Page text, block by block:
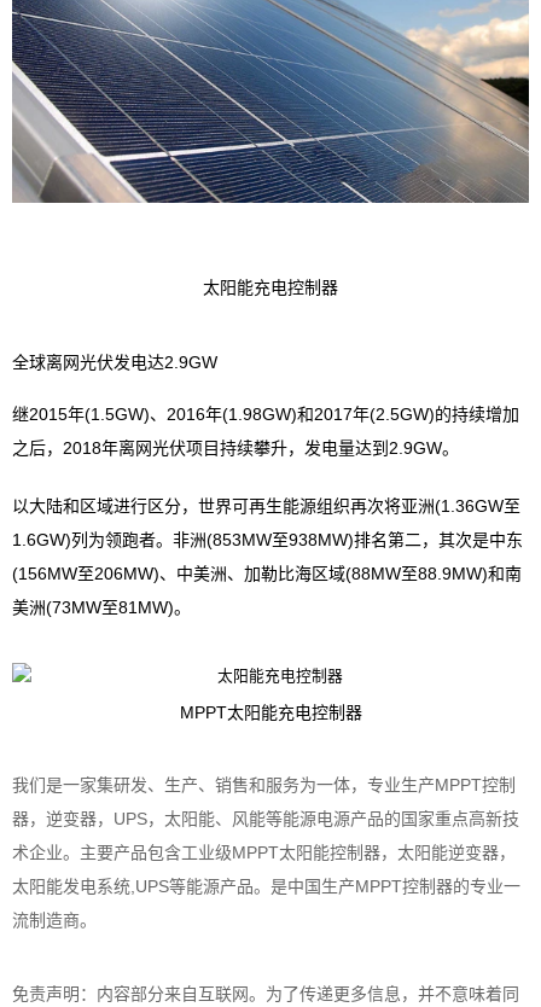
太阳能充电控制器
全球离网光伏发电达2.9GW
继2015年(1.5GW)、2016年(1.98GW)和2017年(2.5GW)的持续增加
之后，2018年离网光伏项目持续攀升，发电量达到2.9GW。
以大陆和区域进行区分，世界可再生能源组织再次将亚洲(1.36GW至
1.6GW)列为领跑者。非洲(853MW至938MW)排名第二，其次是中东
(156MW至206MW)、中美洲、加勒比海区域(88MW至88.9MW)和南
美洲(73MW至81MW)。
MPPT太阳能充电控制器
我们是一家集研发、生产、销售和服务为一体，专业生产MPPT控制
器， 逆变器，UPS，太阳能、风能等能源电源产品的国家重点高新技
术企业。主要产品包含工业级MPPT太阳能控制器，太阳能逆变器，
太阳能发电系统,UPS等能源产品。是中国生产MPPT控制器的专业一
流制造商。
免责声明：内容部分来自互联网。为了传递更多信息，并不意味着同